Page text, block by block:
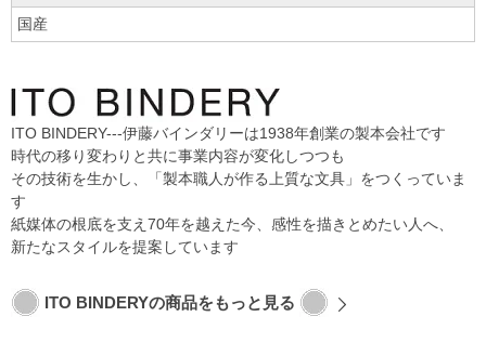
国産
ITO BINDERY---伊藤バインダリーは1938年創業の製本会社です
時代の移り変わりと共に事業内容が変化しつつも
その技術を生かし、「製本職人が作る上質な文具」をつくっていま
す
紙媒体の根底を支え70年を越えた今、感性を描きとめたい人へ、
新たなスタイルを提案しています
ITO BINDERYの商品をもっと見る